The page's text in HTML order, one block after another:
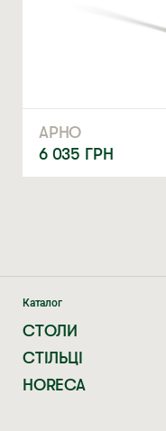
АРНО
6 035 ГРН
Каталог
СТОЛИ
СТІЛЬЦІ
HORECA
ЗАМОВИТИ